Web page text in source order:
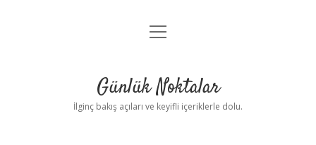
Anasayfa
Yasal Uyarı
menüyü
Günlük Noktalar
İlginç bakış açıları ve keyifli içeriklerle dolu.